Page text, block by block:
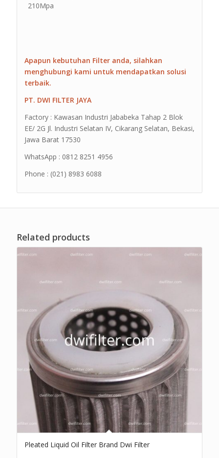
210Mpa
Apapun kebutuhan Filter anda, silahkan
menghubungi kami untuk mendapatkan solusi
terbaik.
PT. DWI FILTER JAYA
Factory : Kawasan Industri Jababeka Tahap 2 Blok
EE/ 2G Jl. Industri Selatan IV, Cikarang Selatan, Bekasi,
Jawa Barat 17530
WhatsApp : 0812 8251 4956
Phone : (021) 8983 6088
Related products
Pleated Liquid Oil Filter Brand Dwi Filter